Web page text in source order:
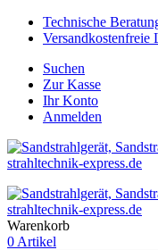
Technische
Versandkostenfreie
Suchen
Zur Kasse
Ihr Konto
Anmelden
Warenkorb
0 Artikel